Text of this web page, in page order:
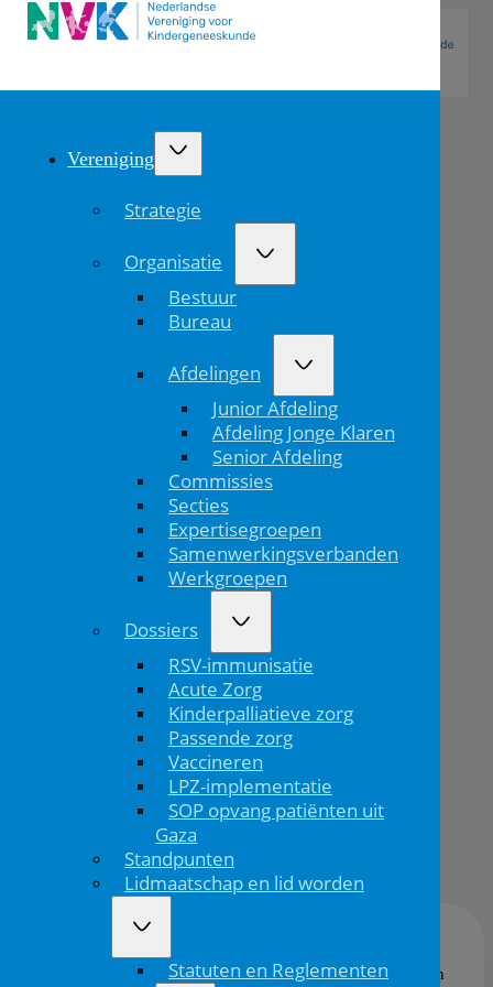
Vereniging
Strategie
Organisatie
Bestuur
Bureau
Afdelingen
Junior Afdeling
Afdeling Jonge Klaren
Senior Afdeling
Commissies
Secties
Expertisegroepen
Samenwerkingsverbanden
Werkgroepen
Dossiers
RSV-immunisatie
Acute Zorg
Kinderpalliatieve zorg
Passende zorg
Vaccineren
LPZ-implementatie
SOP opvang patiënten uit
Gaza
Standpunten
Lidmaatschap en lid worden
Statuten en Reglementen
standpunt
voorschrijven
08/05/'26
In februari 2026 heeft de Inspectie Gezondheidszorg en